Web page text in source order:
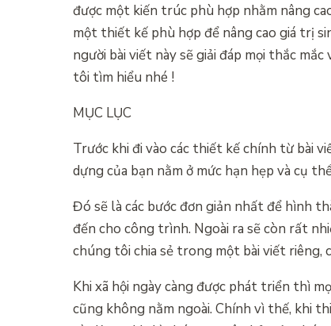
được một kiến trúc phù hợp nhằm nâng
một thiết kế phù hợp để nâng cao giá trị
người bài viết này sẽ giải đáp mọi thắc
tôi tìm hiểu nhé !
MỤC LỤC
Trước khi đi vào các thiết kế chính từ bài
dựng của bạn nằm ở mức hạn hẹp và cụ
Đó sẽ là các bước đơn giản nhất để hình
đến cho công trình. Ngoài ra sẽ còn rất
chúng tôi chia sẻ trong một bài viết riêng,
Khi xã hội ngày càng được phát triển thì
cũng không nằm ngoài. Chính vì thế, khi